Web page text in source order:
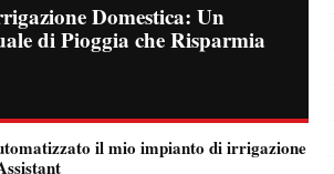
Domestica: Un
di Pioggia che Risparmia
il mio impianto di irrigazione